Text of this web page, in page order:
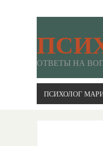
ОТВЕТЫ НА
ПСИХОЛОГ